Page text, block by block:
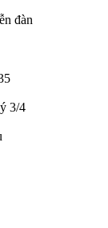
đàn
3/4